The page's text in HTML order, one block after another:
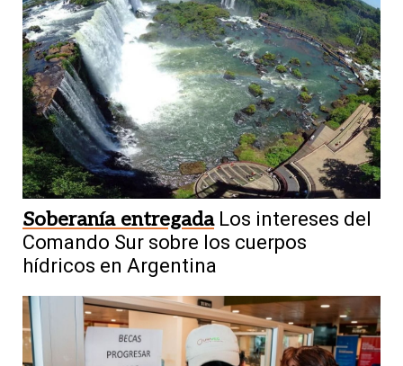
Soberanía entregada Los intereses del
Comando Sur sobre los cuerpos
hídricos en Argentina